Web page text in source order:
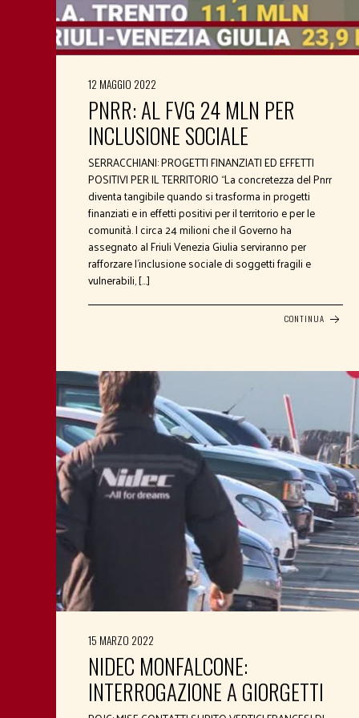
12 MAGGIO 2022
PNRR: AL FVG 24 MLN PER
INCLUSIONE SOCIALE
SERRACCHIANI: PROGETTI FINANZIATI ED EFFETTI
POSITIVI PER IL TERRITORIO “La concretezza del Pnrr
diventa tangibile quando si trasforma in progetti
finanziati e in effetti positivi per il territorio e per le
comunità. I circa 24 milioni che il Governo ha
assegnato al Friuli Venezia Giulia serviranno per
rafforzare l’inclusione sociale di soggetti fragili e
vulnerabili, […]
CONTINUA
15 MARZO 2022
NIDEC MONFALCONE:
INTERROGAZIONE A GIORGETTI